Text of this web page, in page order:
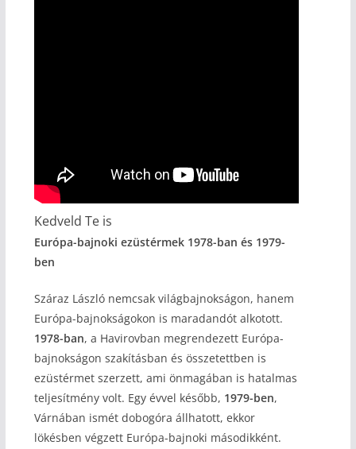
Kedveld Te is
Európa-bajnoki ezüstérmek 1978-ban és 1979-
ben
Száraz László nemcsak világbajnokságon, hanem
Európa-bajnokságokon is maradandót alkotott.
1978-ban, a Havirovban megrendezett Európa-
bajnokságon szakításban és összetettben is
ezüstérmet szerzett, ami önmagában is hatalmas
teljesítmény volt. Egy évvel később, 1979-ben,
Várnában ismét dobogóra állhatott, ekkor
lökésben végzett Európa-bajnoki másodikként.